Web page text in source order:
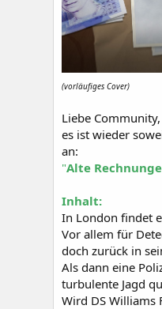
(vorläufiges Cover)
Liebe Community,
es ist wieder
an:
"Alte
Inhalt:
In London findet
Vor allem für
doch zurück in
Als dann eine
turbulente Jagd
Wird DS Williams